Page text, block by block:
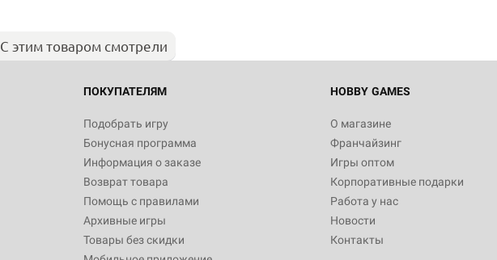
С этим товаром смотрели
ПОКУПАТЕЛЯМ
Подобрать игру
Бонусная программа
Информация о заказе
Возврат товара
Помощь с правилами
Архивные игры
Товары без скидки
HOBBY GAMES
О магазине
Франчайзинг
Игры оптом
Корпоративные подарки
Работа у нас
Новости
Контакты